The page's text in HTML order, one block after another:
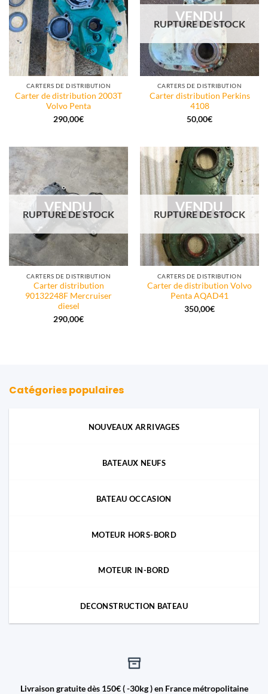
CARTERS DE DISTRIBUTION
Carter de distribution 2003T
Volvo Penta
290,00€
VENDU
RUPTURE DE STOCK
CARTERS DE DISTRIBUTION
Carter distribution Perkins
4108
50,00€
VENDU
RUPTURE DE STOCK
CARTERS DE DISTRIBUTION
Carter distribution
90132248F Mercruiser
diesel
290,00€
VENDU
RUPTURE DE STOCK
CARTERS DE DISTRIBUTION
Carter de distribution Volvo
Penta AQAD41
350,00€
Catégories populaires
NOUVEAUX ARRIVAGES
BATEAUX NEUFS
BATEAU OCCASION
MOTEUR HORS-BORD
MOTEUR IN-BORD
DECONSTRUCTION BATEAU
Livraison gratuite dès 150€ ( -30kg ) en France métropolitaine